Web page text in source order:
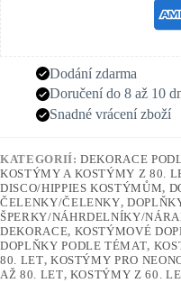
Dodání zdarma
Doručení do 8 až 10
Snadné vrácení zboží
KATEGORIÍ:DEKORACE
KOSTÝMY A KOSTÝMY Z 80.
DISCO/HIPPIES KOSTÝMŮM,
ČELENKY/ČELENKY,
ŠPERKY/NÁHRDELNÍKY/
DEKORACE, KOSTÝMOVÉ
DOPLŇKY PODLE TÉMAT,
80. LET, KOSTÝMY PRO
AŽ 80. LET, KOSTÝMY Z 60.